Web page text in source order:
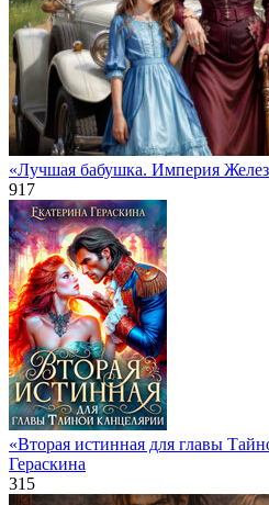
«Лучшая бабушка. Империя
917
«Вторая истинная для главы
Гераскина
315